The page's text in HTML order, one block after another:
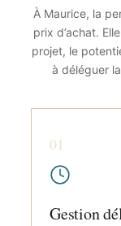
À Maurice, la
prix d’achat.
projet, le
à déléguer
01
Gestion